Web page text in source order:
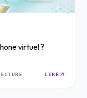
virtuel ?
LIRE